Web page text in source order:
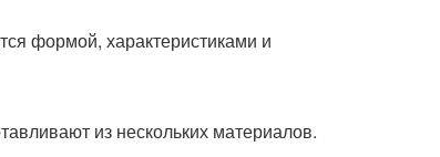
формой, характеристиками и
из нескольких материалов.